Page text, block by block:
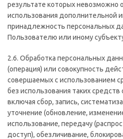
результате которых невозможно
использования дополнительной
принадлежность персональных
Пользователю или иному
2.6. Обработка персональных
(операция) или совокупность
совершаемых с использованием
без использования таких
включая сбор, запись,
уточнение (обновление,
использование, передачу
доступ), обезличивание,